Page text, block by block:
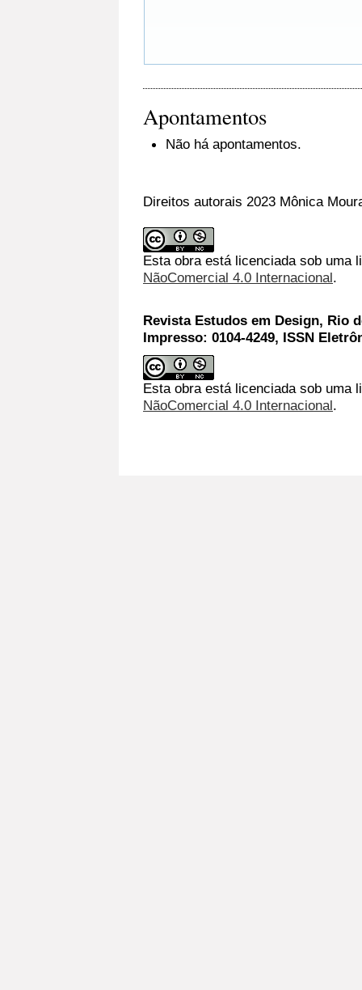
Apontamentos
Não há apontamentos.
Direitos autorais 2023 Mônica
Esta obra está licenciada sob uma
NãoComercial 4.0 Internacional.
Revista Estudos em Design, Rio
Impresso: 0104-4249, ISSN
Esta obra está licenciada sob uma
NãoComercial 4.0 Internacional.